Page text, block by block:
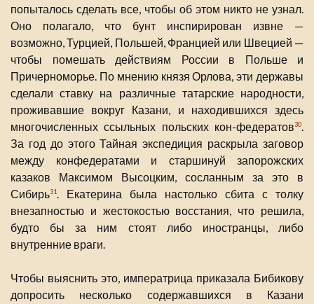
попыталось сделать все, чтобы об этом никто не узнал.
Оно полагало, что бунт инспирирован извне —
возможно, Турцией, Польшей, Францией или Швецией —
чтобы помешать действиям России в Польше и
Причерноморье. По мнению князя Орлова, эти державы
сделали ставку на различные татарские народности,
проживавшие вокруг Казани, и находившихся здесь
многочисленных ссыльных польских кон-федератов30.
За год до этого Тайная экспедиция раскрыла заговор
между конфедератами и старшинуй запорожских
казаков Максимом Высоцким, сосланным за это в
Сибирь31. Екатерина была настолько сбита с толку
внезапностью и жестокостью восстания, что решила,
будто бы за ним стоят либо иностранцы, либо
внутренние враги.
Чтобы выяснить это, императрица приказала Бибикову
допросить несколько содержавшихся в Казани